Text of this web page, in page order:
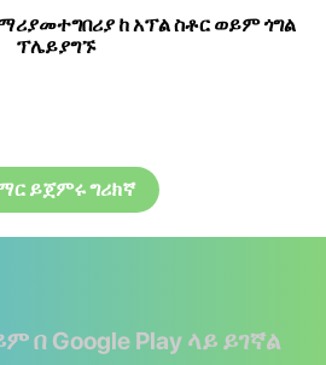
ከ አፕል ስቶር ወይም ጎግል
ፕሌይያግኙ
ይጀምሩ ግሪክኛ
በ Google Play ላይ ይገኛል